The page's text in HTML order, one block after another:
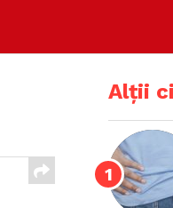
Alții